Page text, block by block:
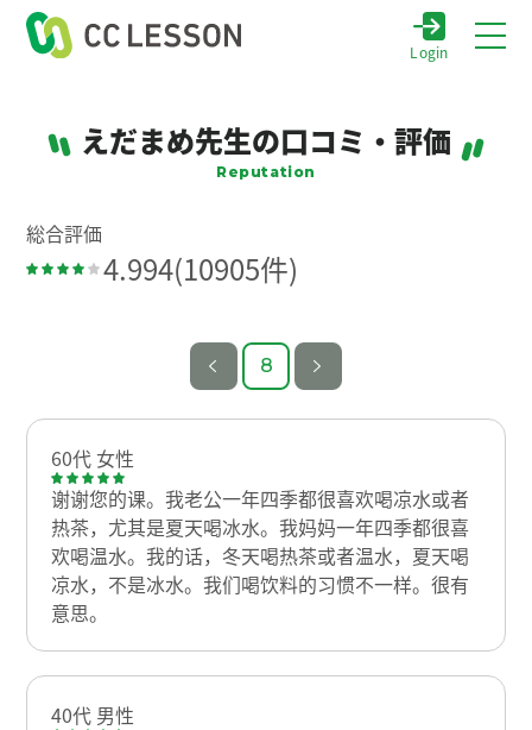
Login
えだまめ先生の口コミ・評価
Reputation
総合評価
4.994(10905件)
8
60代 女性
谢谢您的课。我老公一年四季都很喜欢喝凉水或者
热茶，尤其是夏天喝冰水。我妈妈一年四季都很喜
欢喝温水。我的话，冬天喝热茶或者温水，夏天喝
凉水，不是冰水。我们喝饮料的习惯不一样。很有
意思。
40代 男性